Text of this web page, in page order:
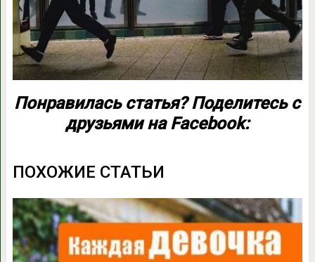
Понравилась статья? Поделитесь с
друзьями на Facebook:
ПОХОЖИЕ СТАТЬИ